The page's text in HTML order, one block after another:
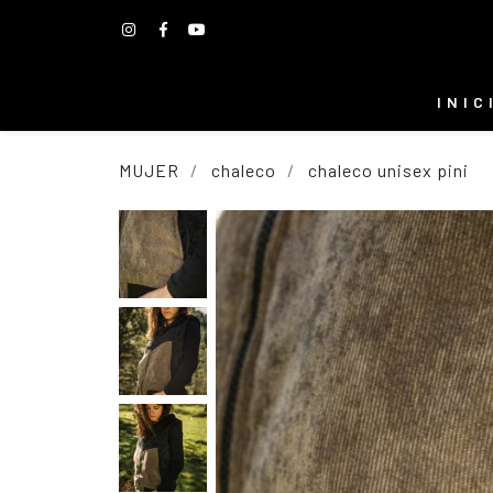
MUJER chaleco chaleco unisex pini